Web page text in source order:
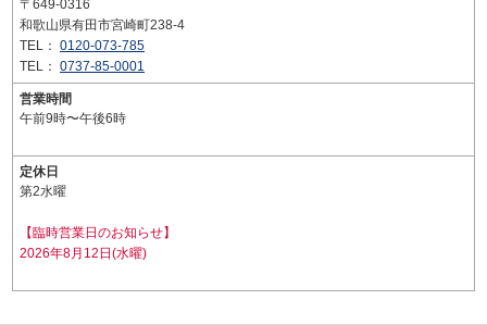
〒649-0316
和歌山県有田市宮崎町238-4
TEL： 0120-073-785
TEL： 0737-85-0001
営業時間
午前9時〜午後6時
定休日
第2水曜
【臨時営業日のお知らせ】
2026年8月12日(水曜)